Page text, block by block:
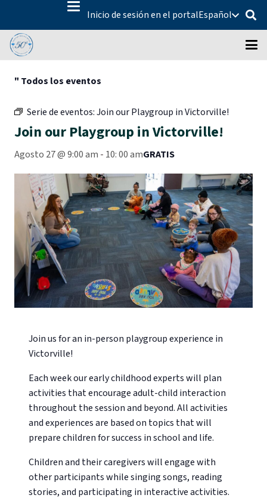
Inicio de sesión en el portalEspañol
" Todos los eventos
Serie de eventos:Join our Playgroup in Victorville!
Join our Playgroup in Victorville!
Agosto 27 @ 9:00 am - 10:00 amGRATIS
Join us for an in-person playgroup experience in
Victorville!
Each week our early childhood experts will plan
activities that encourage adult-child interaction
throughout the session and beyond. All activities
and experiences are based on topics that will
prepare children for success in school and life.
Children and their caregivers will engage with
other participants while singing songs, reading
stories, and participating in interactive activities.